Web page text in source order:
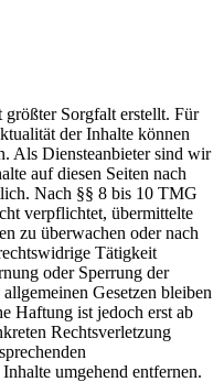
Sorgfalt erstellt. Für
der Inhalte können
Als Diensteanbieter sind wir
auf diesen Seiten nach
Nach §§ 8 bis 10 TMG
verpflichtet, übermittelte
zu überwachen oder nach
Tätigkeit
oder Sperrung der
Gesetzen bleiben
Haftung ist jedoch erst ab
Rechtsverletzung
umgehend entfernen.